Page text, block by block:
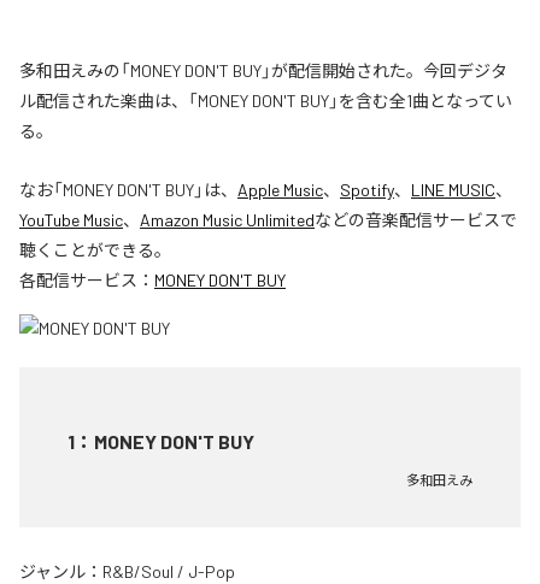
多和田えみの「MONEY DON'T BUY」が配信開始された。今回デジタ
ル配信された楽曲は、「MONEY DON'T BUY」を含む全1曲となってい
る。
なお「MONEY DON'T BUY」は、 Apple Music、 Spotify、 LINE MUSIC、
YouTube Music、 Amazon Music Unlimitedなどの音楽配信サービスで
聴くことができる。
各配信サービス： MONEY DON'T BUY
1 ： MONEY DON'T BUY
多和田えみ
ジャンル： R&B/Soul / J-Pop